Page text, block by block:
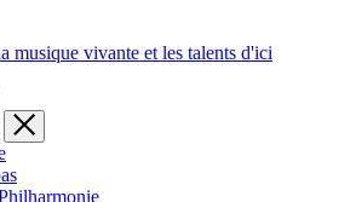
musique vivante et les talents d'ici